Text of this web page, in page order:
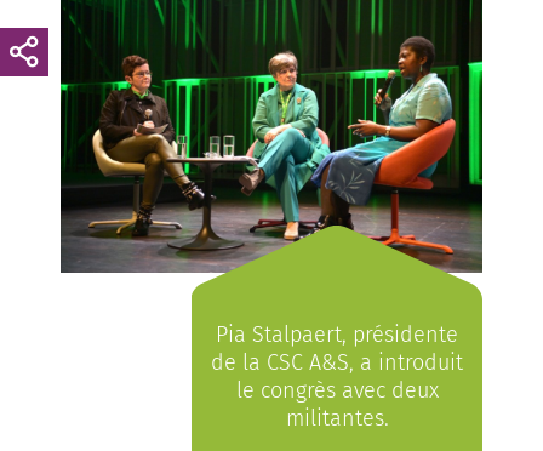
Pia Stalpaert, présidente
de la CSC A&S, a introduit
le congrès avec deux
militantes.